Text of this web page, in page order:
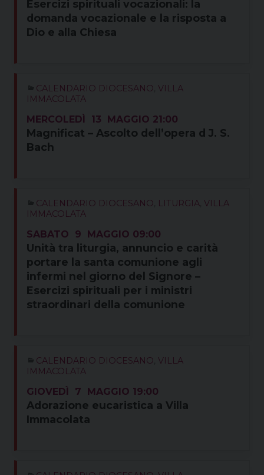
Esercizi spirituali vocazionali: la
domanda vocazionale e la risposta a
Dio e alla Chiesa
CALENDARIO DIOCESANO VILLA
IMMACOLATA
MERCOLEDÌ 13 MAGGIO 21:00
Magnificat – Ascolto dell’opera d J. S.
Bach
CALENDARIO DIOCESANO LITURGIA VILLA
IMMACOLATA
SABATO 9 MAGGIO 09:00
Unità tra liturgia, annuncio e carità
portare la santa comunione agli
infermi nel giorno del Signore –
Esercizi spirituali per i ministri
straordinari della comunione
CALENDARIO DIOCESANO VILLA
IMMACOLATA
GIOVEDÌ 7 MAGGIO 19:00
Adorazione eucaristica a Villa
Immacolata